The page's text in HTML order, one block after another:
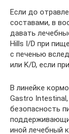
Если до
составами, в
давать
Hills I/D при
с печенью
или K/D, если
В линейке
Gastro
безопасность
иной лечебный